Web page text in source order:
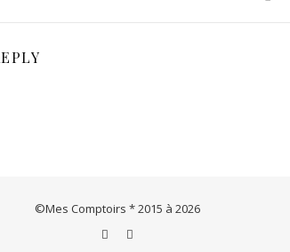
©Mes Comptoirs * 2015 à 2026